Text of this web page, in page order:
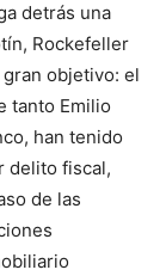
detrás una
Rockefeller
objetivo: el
tanto Emilio
han tenido
delito fiscal,
de las